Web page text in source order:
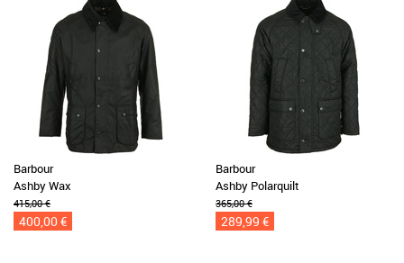
Barbour
Ashby Wax
415,00 €
400,00 €
Barbour
Ashby Polarquilt
365,00 €
289,99 €